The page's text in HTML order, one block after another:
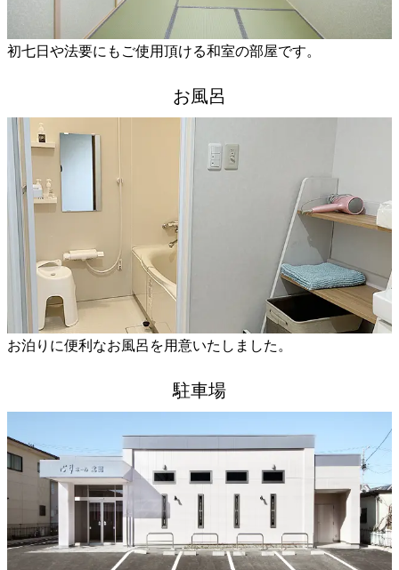
初七日や法要にもご使用頂ける和室の部屋です。
お風呂
お泊りに便利なお風呂を用意いたしました。
駐車場